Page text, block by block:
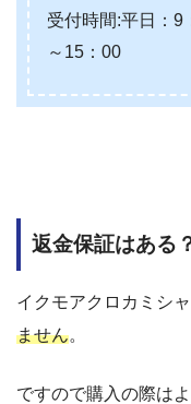
受付時間:平日：9
～15：00
返金保証はある
イクモアクロカミシ
ません。
ですので購入の際は